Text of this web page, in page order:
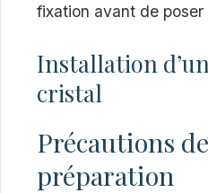
fixation avant de
Installation
cristal
Précautions
préparation